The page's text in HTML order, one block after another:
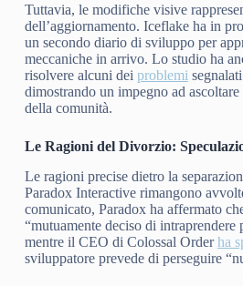
Tuttavia, le modifiche visive
dell’aggiornamento. Iceflake ha in
un secondo diario di sviluppo per
meccaniche in arrivo. Lo studio ha
risolvere alcuni dei problemi
dimostrando un impegno ad
della comunità.
Le Ragioni del Divorzio:
Le ragioni precise dietro la
Paradox Interactive rimangono
comunicato, Paradox ha affermato
“mutuamente deciso di intraprendere
mentre il CEO di Colossal Orderha
sviluppatore prevede di perseguire